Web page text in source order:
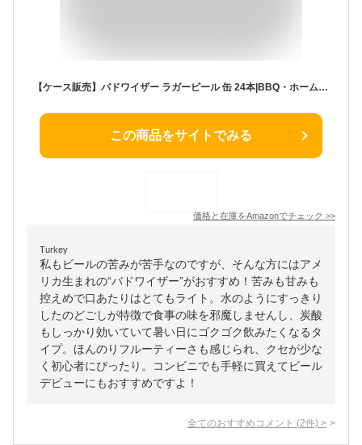
【ケース販売】バドワイザー ラガービール 缶 24本|BBQ・ホームパーティーにぴったり
この商品をサイトでみる
価格と在庫をAmazonでチェック >>
Turkey
私もビールの苦みが苦手なのですが、そんな方にはアメ
リカ生まれの“バドワイザー”がおすすめ！苦みも甘みも
控えめで口あたりはとてもライト。水のようにすっきり
したのどごしが特徴で食事の味を邪魔しませんし、炭酸
もしっかり効いていて暑い日にゴクゴク飲みたくなるタ
イプ。ほんのりフルーティーさも感じられ、クセが少な
く初心者にぴったり。コンビニでも手軽に買えてビール
デビューにもおすすめですよ！
全てのおすすめコメント (2件) >